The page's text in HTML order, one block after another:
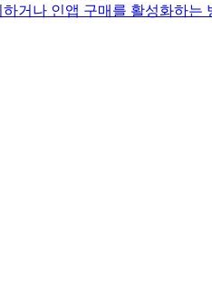
거나 인앱 구매를 활성화하는